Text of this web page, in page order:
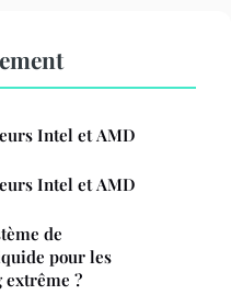
Intel et AMD
Intel et AMD
de
pour les
?